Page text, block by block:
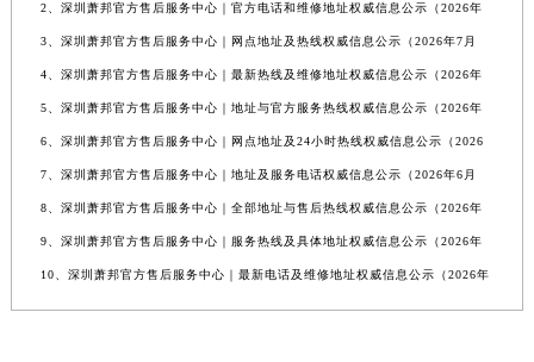
2、深圳萧邦官方售后服务中心｜官方电话和维修地址权威信息公示（2026年
3、深圳萧邦官方售后服务中心｜网点地址及热线权威信息公示（2026年7月
4、深圳萧邦官方售后服务中心｜最新热线及维修地址权威信息公示（2026年
5、深圳萧邦官方售后服务中心｜地址与官方服务热线权威信息公示（2026年
6、深圳萧邦官方售后服务中心｜网点地址及24小时热线权威信息公示（2026
7、深圳萧邦官方售后服务中心｜地址及服务电话权威信息公示（2026年6月
8、深圳萧邦官方售后服务中心｜全部地址与售后热线权威信息公示（2026年
9、深圳萧邦官方售后服务中心｜服务热线及具体地址权威信息公示（2026年
10、深圳萧邦官方售后服务中心｜最新电话及维修地址权威信息公示（2026年